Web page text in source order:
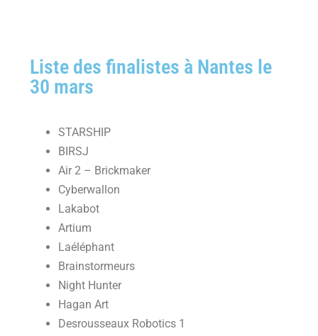
Liste des finalistes à Nantes le
30 mars
STARSHIP
BIRSJ
Air 2 – Brickmaker
Cyberwallon
Lakabot
Artium
Laéléphant
Brainstormeurs
Night Hunter
Hagan Art
Desrousseaux Robotics 1